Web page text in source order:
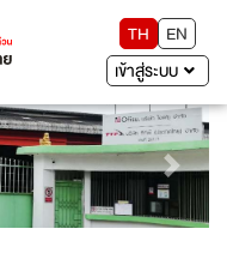
TH
EN
เข้าสู่ระบบ
Next